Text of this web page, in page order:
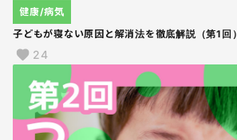
子どもが寝ない原因と解消法を徹底解説（第1回）
健康/病気
24